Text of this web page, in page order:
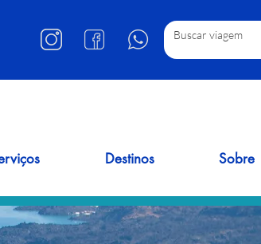
Destinos Sobre